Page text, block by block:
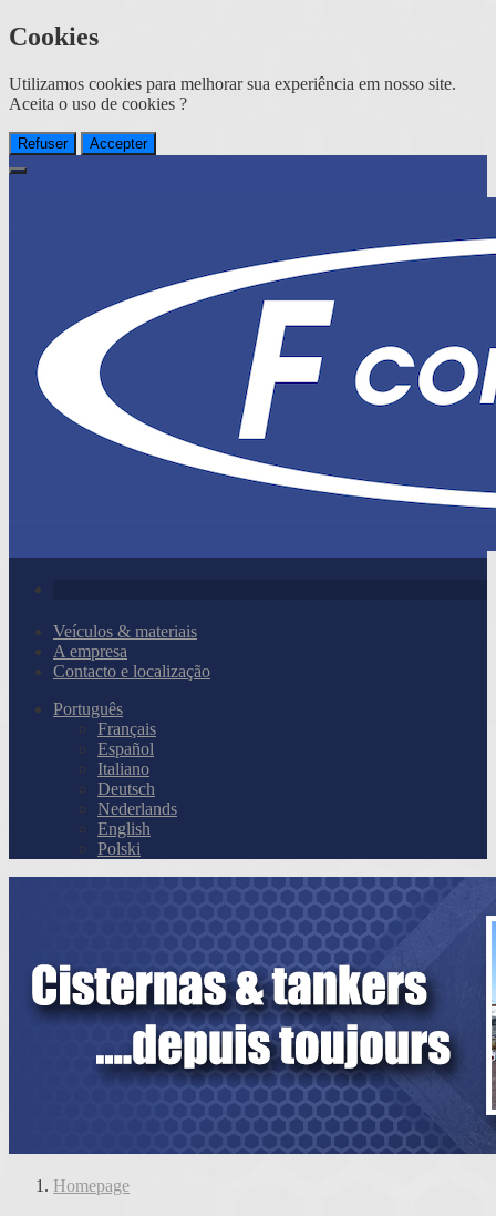
Cookies
Utilizamos cookies para melhorar sua experiência em nosso site.
Aceita o uso de cookies ?
Refuser Accepter
Veículos & materiais
A empresa
Contacto e localização
Português
Français
Español
Italiano
Deutsch
Nederlands
English
Polski
Homepage